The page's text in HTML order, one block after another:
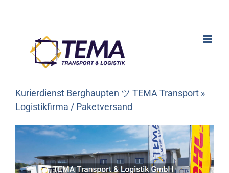
Kurierdienst Berghaupten ツ TEMA Transport »
Logistikfirma / Paketversand